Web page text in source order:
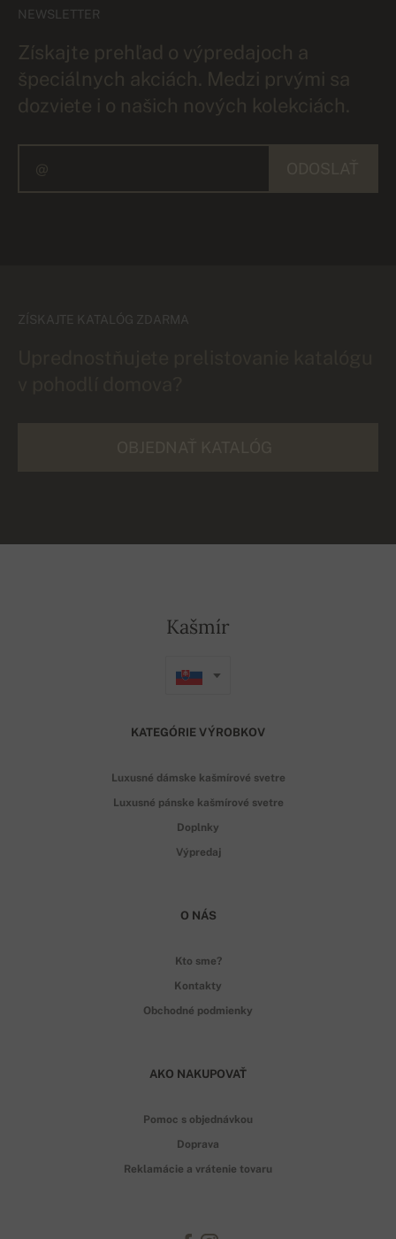
NEWSLETTER
Získajte prehľad o výpredajoch a
špeciálnych akciách. Medzi prvými sa
dozviete i o našich nových kolekciách.
ZÍSKAJTE KATALÓG ZDARMA
Kašmír
KATEGÓRIE VÝROBKOV
Luxusné dámske kašmírové svetre
Luxusné pánske kašmírové svetre
Doplnky
Výpredaj
O NÁS
Kto sme?
Kontakty
Obchodné podmienky
AKO NAKUPOVAŤ
Pomoc s objednávkou
Doprava
Reklamácie a vrátenie tovaru